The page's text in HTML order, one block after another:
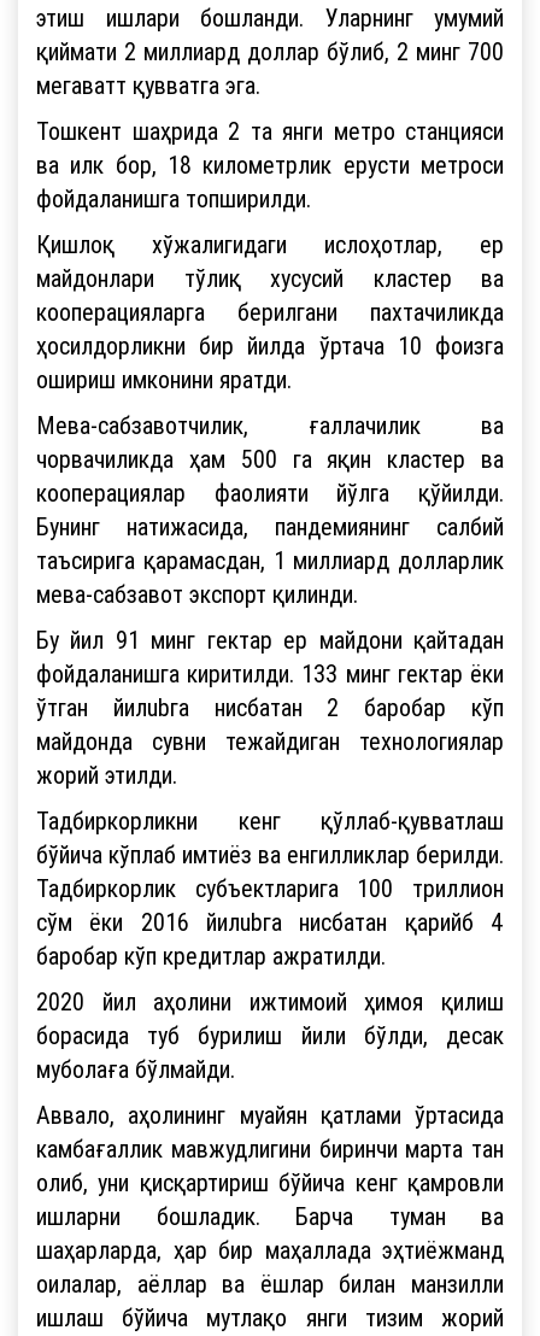
этиш ишлари бошланди. Уларнинг умумий
қиймати 2 миллиард доллар бўлиб, 2 минг 700
мегаватт қувватга эга.
Тошкент шаҳрида 2 та янги метро станцияси
ва илк бор, 18 километрлик ерусти метроси
фойдаланишга топширилди.
Қишлоқ хўжалигидаги ислоҳотлар, ер
майдонлари тўлиқ хусусий кластер ва
кооперацияларга берилгани пахтачиликда
ҳосилдорликни бир йилда ўртача 10 фоизга
ошириш имконини яратди.
Мева-сабзавотчилик, ғаллачилик ва
чорвачиликда ҳам 500 га яқин кластер ва
кооперациялар фаолияти йўлга қўйилди.
Бунинг натижасида, пандемиянинг салбий
таъсирига қарамасдан, 1 миллиард долларлик
мева-сабзавот экспорт қилинди.
Бу йил 91 минг гектар ер майдони қайтадан
фойдаланишга киритилди. 133 минг гектар ёки
ўтган йилubга нисбатан 2 баробар кўп
майдонда сувни тежайдиган технологиялар
жорий этилди.
Тадбиркорликни кенг қўллаб-қувватлаш
бўйича кўплаб имтиёз ва енгилликлар берилди.
Тадбиркорлик субъектларига 100 триллион
сўм ёки 2016 йилubга нисбатан қарийб 4
баробар кўп кредитлар ажратилди.
2020 йил аҳолини ижтимоий ҳимоя қилиш
борасида туб бурилиш йили бўлди, десак
муболаға бўлмайди.
Аввало, аҳолининг муайян қатлами ўртасида
камбағаллик мавжудлигини биринчи марта тан
олиб, уни қисқартириш бўйича кенг қамровли
ишларни бошладик. Барча туман ва
шаҳарларда, ҳар бир маҳаллада эҳтиёжманд
оилалар, аёллар ва ёшлар билан манзилли
ишлаш бўйича мутлақо янги тизим жорий